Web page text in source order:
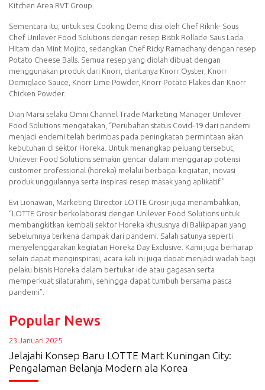
Kitchen Area RVT Group.
Sementara itu, untuk sesi Cooking Demo diisi oleh Chef Rikrik- Sous
Chef Unilever Food Solutions dengan resep Bistik Rollade Saus Lada
Hitam dan Mint Mojito, sedangkan Chef Ricky Ramadhany dengan resep
Potato Cheese Balls. Semua resep yang diolah dibuat dengan
menggunakan produk dari Knorr, diantanya Knorr Oyster, Knorr
Demiglace Sauce, Knorr Lime Powder, Knorr Potato Flakes dan Knorr
Chicken Powder.
Dian Marsi selaku Omni Channel Trade Marketing Manager Unilever
Food Solutions mengatakan, “Perubahan status Covid-19 dari pandemi
menjadi endemi telah berimbas pada peningkatan permintaan akan
kebutuhan di sektor Horeka. Untuk menangkap peluang tersebut,
Unilever Food Solutions semakin gencar dalam menggarap potensi
customer professional (horeka) melalui berbagai kegiatan, inovasi
produk unggulannya serta inspirasi resep masak yang aplikatif.”
Evi Lionawan, Marketing Director LOTTE Grosir juga menambahkan,
“LOTTE Grosir berkolaborasi dengan Unilever Food Solutions untuk
membangkitkan kembali sektor Horeka khususnya di Balikpapan yang
sebelumnya terkena dampak dari pandemi. Salah satunya seperti
menyelenggarakan kegiatan Horeka Day Exclusive. Kami juga berharap
selain dapat menginspirasi, acara kali ini juga dapat menjadi wadah bagi
pelaku bisnis Horeka dalam bertukar ide atau gagasan serta
memperkuat silaturahmi, sehingga dapat tumbuh bersama pasca
pandemi”.
Popular News
23 Januari 2025
Jelajahi Konsep Baru LOTTE Mart Kuningan City:
Pengalaman Belanja Modern ala Korea